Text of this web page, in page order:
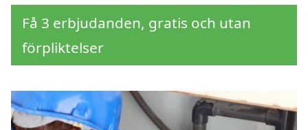
Få 3 erbjudanden, gratis och utan
förpliktelser